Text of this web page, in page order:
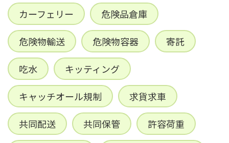
カーフェリー 危険品倉庫
危険物輸送 危険物容器 寄託
吃水 キッティング
キャッチオール規制 求貨求車
共同配送 共同保管 許容荷重